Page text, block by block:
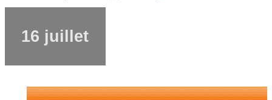
16 juillet